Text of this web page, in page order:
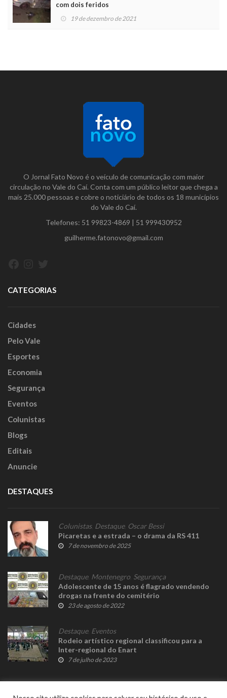
com dois feridos
19 de dezembro de 2021
O Jornal Fato Novo é o veículo de comunicação com maior
circulação no Vale do Caí. Conta com um público leitor que chega a
mais 25.000 pessoas e cobre o noticiário de todos os 18 municípios
do Vale do Caí.
Telefones: 51 99823-4869 | 51 999430952
guilherme.fatonovo@gmail.com
CATEGORIAS
Cidades
Pelo Vale
Esportes
Economia
Segurança
Eventos
Colunistas
Blogs
Editais
Anuncie
DESTAQUES
Colunistas, Destaque, Oscar Bessi
Picaretas e a estrada – o drama da RS 411
7 de novembro de 2025
Destaque, Montenegro Segurança
Adolescente de 15 anos é flagrado vendendo
drogas na frente do cemitério
23 de agosto de 2022
Destaque, Eventos
Rodeio artístico regional classificou para a
Inter-regional do Enart
7 de julho de 2023